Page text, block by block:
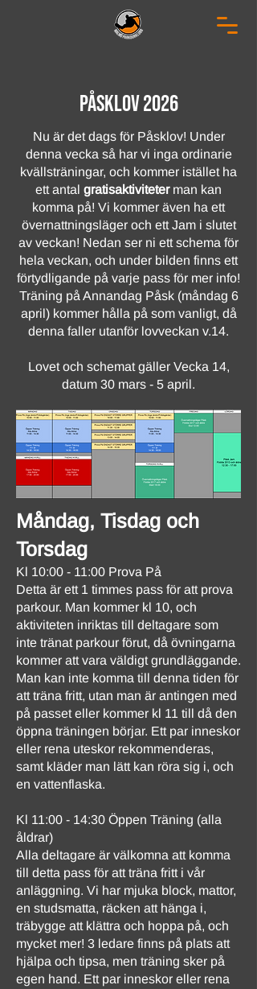
Påsklov 2026
Nu är det dags för Påsklov! Under
denna vecka så har vi inga ordinarie
kvällsträningar, och kommer istället ha
ett antal gratisaktiviteterman kan
komma på! Vi kommer även ha ett
övernattningsläger och ett Jam i slutet
av veckan! Nedan ser ni ett schema för
hela veckan, och under bilden finns ett
förtydligande på varje pass för mer info!
Träning på Annandag Påsk (måndag 6
april) kommer hålla på som vanligt, då
denna faller utanför lovveckan v.14.
Lovet och schemat gäller Vecka 14,
datum 30 mars - 5 april.
Måndag, Tisdag och
Torsdag
Kl 10:00 - 11:00 Prova På
Detta är ett 1 timmes pass för att prova
parkour. Man kommer kl 10, och
aktiviteten inriktas till deltagare som
inte tränat parkour förut, då övningarna
kommer att vara väldigt grundläggande.
Man kan inte komma till denna tiden för
att träna fritt, utan man är antingen med
på passet eller kommer kl 11 till då den
öppna träningen börjar. Ett par inneskor
eller rena uteskor rekommenderas,
samt kläder man lätt kan röra sig i, och
en vattenflaska.
Kl 11:00 - 14:30 Öppen Träning (alla
åldrar)
Alla deltagare är välkomna att komma
till detta pass för att träna fritt i vår
anläggning. Vi har mjuka block, mattor,
en studsmatta, räcken att hänga i,
träbygge att klättra och hoppa på, och
mycket mer! 3 ledare finns på plats att
hjälpa och tipsa, men träning sker på
egen hand. Ett par inneskor eller rena